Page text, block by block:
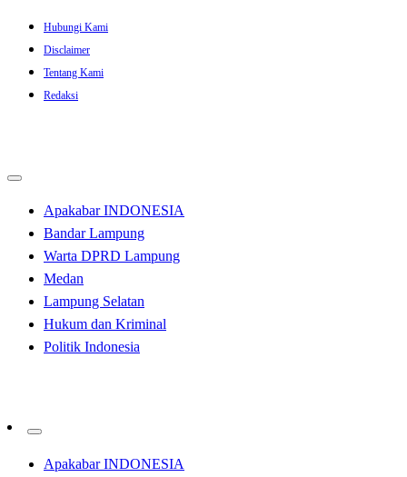
Skip
content
Hubungi Kami
Disclaimer
Tentang Kami
Redaksi
Apakabar INDONESIA
Bandar Lampung
Warta DPRD Lampung
Medan
Lampung Selatan
Hukum dan Kriminal
Politik Indonesia
Apakabar INDONESIA